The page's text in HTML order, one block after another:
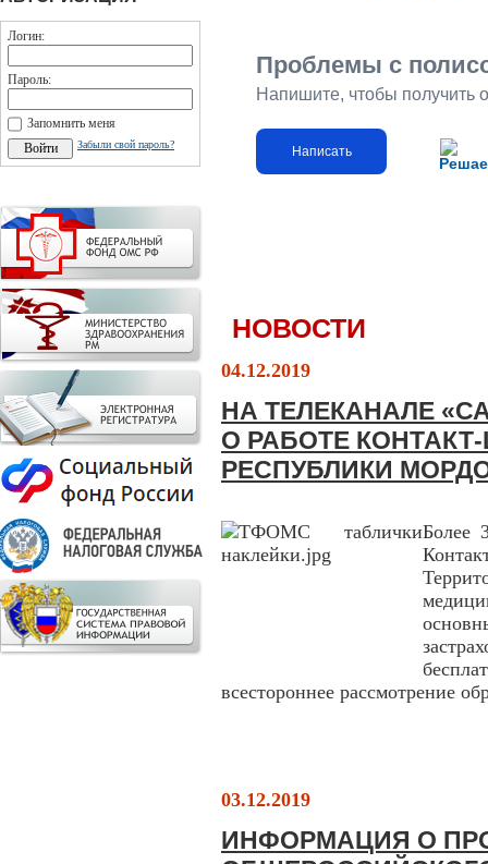
Логин:
Пароль:
Запомнить меня
Забыли свой пароль?
Проблемы с
Напишите, чтобы получить
Написать
НОВОСТИ
04.12.2019
НА ТЕЛЕКАНАЛЕ
О РАБОТЕ
РЕСПУБЛИКИ
Более
всестороннее рассмотрение
03.12.2019
ИНФОРМАЦИЯ О